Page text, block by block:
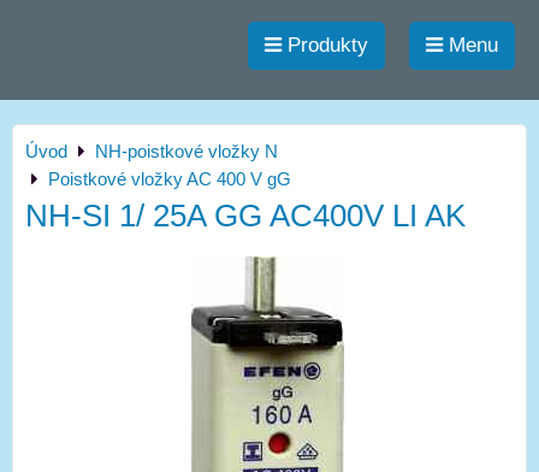
Produkty Menu
Úvod
NH-poistkové vložky N
Poistkové vložky AC 400 V gG
NH-SI 1/ 25A GG AC400V LI AK